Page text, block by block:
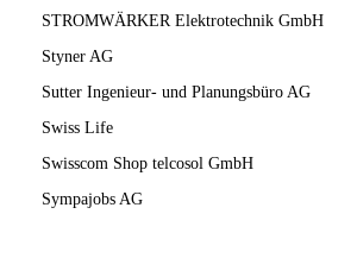
STROMWÄRKER Elektrotechnik GmbH
Styner AG
Sutter Ingenieur- und Planungsbüro AG
Swiss Life
Swisscom Shop telcosol GmbH
Sympajobs AG